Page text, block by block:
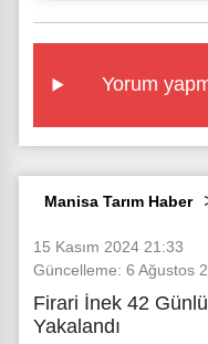
Yorum
Manisa Tarım Haber
15 Kasım 2024 21:33
Güncelleme: 6 Ağustos
Firari İnek 42
Yakalandı